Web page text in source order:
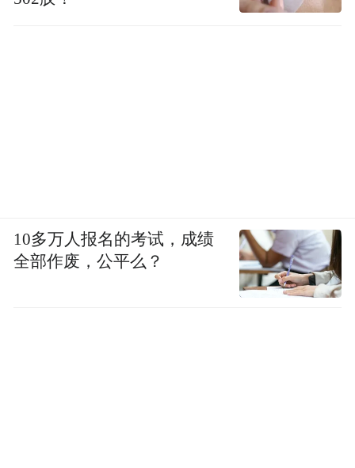
10多万人报名的考试，成绩
全部作废，公平么？